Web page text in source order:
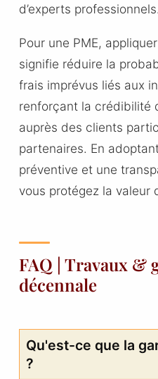
d’experts professionnels.
Pour une PME,
signifie réduire la
frais imprévus liés aux
renforçant la crédibilité
auprès des clients
partenaires. En
préventive et une
vous protégez la valeur
FAQ | Travaux &
décennale
Qu'est-ce que la
?